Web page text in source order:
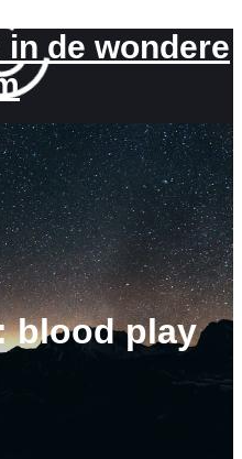
de wondere
blood play